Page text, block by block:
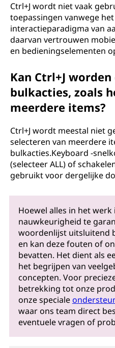
Ctrl+J wordt niet vaak
toepassingen vanwege
interactieparadigma van
daarvan vertrouwen
en bedieningselementen
Kan Ctrl+J
bulkacties, zoals
meerdere items?
Ctrl+J wordt meestal niet
selecteren van meerdere
bulkacties.Keyboard -
(selecteer ALL) of
gebruikt voor dergelijke
Hoewel alles in het
nauwkeurigheid te
woordenlijst uitsluitend
en kan deze fouten of
bevatten. Het dient als
het begrijpen van
concepten. Voor
betrekking tot onze
onze speciale
waar ons team direct
eventuele vragen of